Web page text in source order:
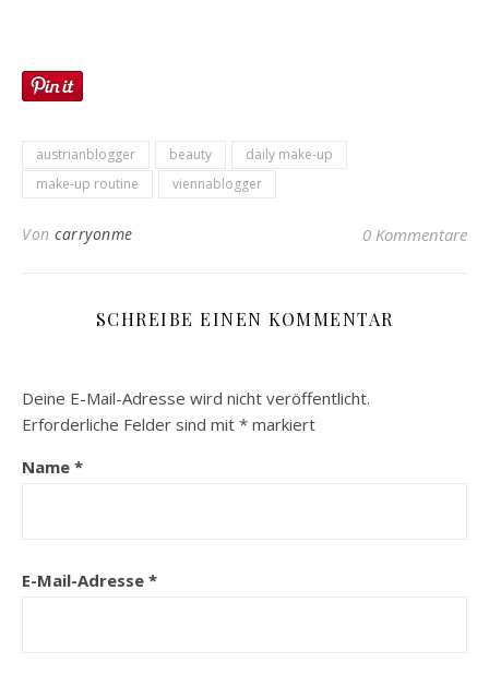
austrianblogger beauty
daily make-up
make-up routine
viennablogger
Von carryonme 0 Kommentare
SCHREIBE EINEN KOMMENTAR
Deine E-Mail-Adresse wird nicht veröffentlicht.
Erforderliche Felder sind mit * markiert
Name *
E-Mail-Adresse *